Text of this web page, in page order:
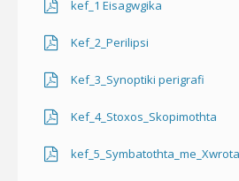
kef_1 Eisagwgika
Kef_2_Perilipsi
Kef_3_Synoptiki perigrafi
Kef_4_Stoxos_Skopimothta